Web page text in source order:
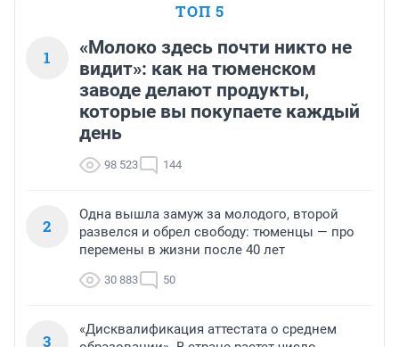
ТОП 5
1
«Молоко здесь почти никто не
видит»: как на тюменском
заводе делают продукты,
которые вы покупаете каждый
день
98 523 144
2
Одна вышла замуж за молодого, второй
развелся и обрел свободу: тюменцы — про
перемены в жизни после 40 лет
30 883 50
3
«Дисквалификация аттестата о среднем